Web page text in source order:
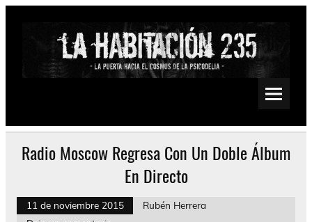
Saltar
Psychedelic, Stoner, Doom, Sludge, Fuzz, Space, Drone
Radio Moscow Regresa Con Un Doble Álbum
En Directo
11 de noviembre 2015
Rubén Herrera